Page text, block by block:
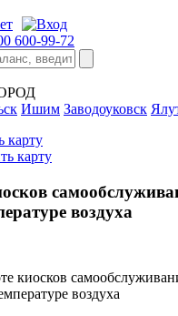
600-99-72
Ишим Заводоуковск
карту
карту
воздуха